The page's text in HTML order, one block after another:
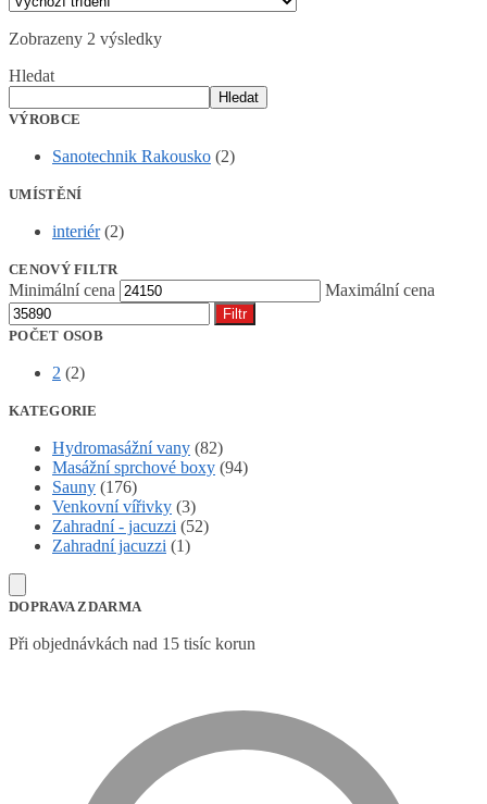
Zobrazeny 2 výsledky
Hledat
Hledat
VÝROBCE
Sanotechnik Rakousko (2)
UMÍSTĚNÍ
interiér (2)
CENOVÝ FILTR
Minimální cena Maximální cena
Filtr
POČET OSOB
2 (2)
KATEGORIE
Hydromasážní vany (82)
Masážní sprchové boxy (94)
Sauny (176)
Venkovní vířivky (3)
Zahradní - jacuzzi (52)
Zahradní jacuzzi (1)
DOPRAVA ZDARMA
Při objednávkách nad 15 tisíc korun